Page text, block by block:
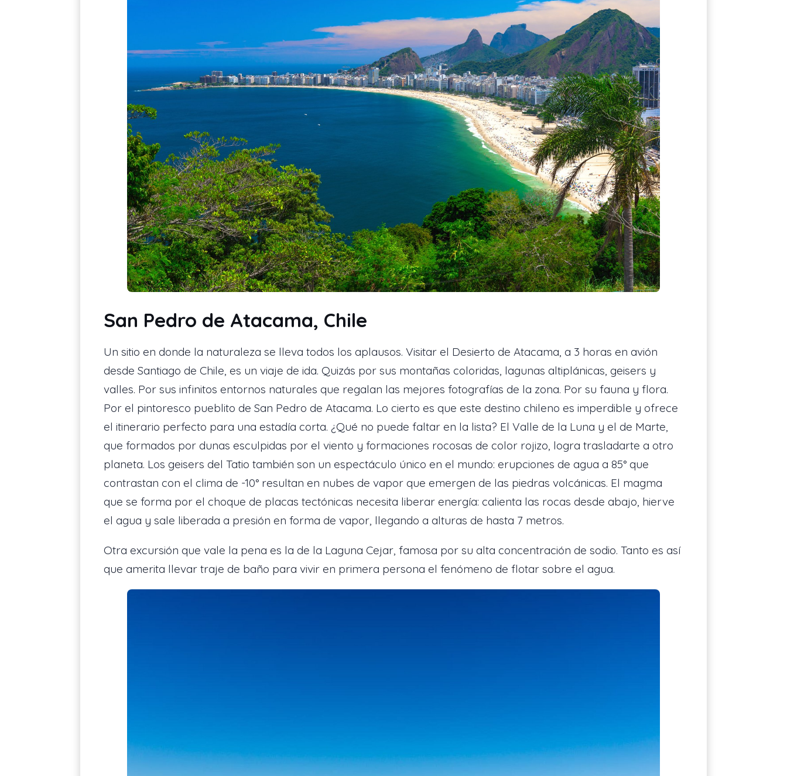
San Pedro de Atacama, Chile
Un sitio en donde la naturaleza se lleva todos los aplausos. Visitar el Desierto de Atacama, a 3 horas en avión
desde Santiago de Chile, es un viaje de ida. Quizás por sus montañas coloridas, lagunas altiplánicas, geisers y
valles. Por sus infinitos entornos naturales que regalan las mejores fotografías de la zona. Por su fauna y flora.
Por el pintoresco pueblito de San Pedro de Atacama. Lo cierto es que este destino chileno es imperdible y ofrece
el itinerario perfecto para una estadía corta. ¿Qué no puede faltar en la lista? El Valle de la Luna y el de Marte,
que formados por dunas esculpidas por el viento y formaciones rocosas de color rojizo, logra trasladarte a otro
planeta. Los geisers del Tatio también son un espectáculo único en el mundo: erupciones de agua a 85° que
contrastan con el clima de -10° resultan en nubes de vapor que emergen de las piedras volcánicas. El magma
que se forma por el choque de placas tectónicas necesita liberar energía: calienta las rocas desde abajo, hierve
el agua y sale liberada a presión en forma de vapor, llegando a alturas de hasta 7 metros.
Otra excursión que vale la pena es la de la Laguna Cejar, famosa por su alta concentración de sodio. Tanto es así
que amerita llevar traje de baño para vivir en primera persona el fenómeno de flotar sobre el agua.